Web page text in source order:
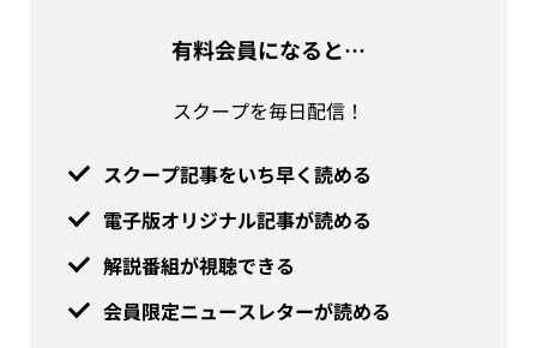
有料会員になると…
スクープを毎日配信！
スクープ記事をいち早く読める
電子版オリジナル記事が読める
解説番組が視聴できる
会員限定ニュースレターが読める